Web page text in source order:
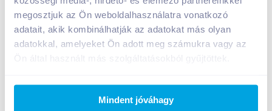
megosztjuk az Ön weboldalhasználatra vonatkozó
adatait, akik kombinálhatják az adatokat más olyan
adatokkal, amelyeket Ön adott meg számukra vagy az
Mindent jóváhagy
Bevásárlólistához adom Értesíts, ha olcsóbb!
Termékleírás a(z)Falusi UHT tartós tej 1 l